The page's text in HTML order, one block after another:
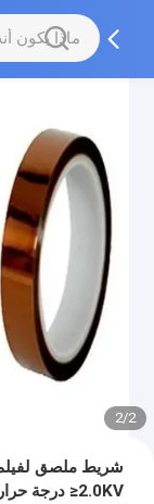
2/2
≥2.0KV درجة حرارة العمل 180C طويلة الأمد